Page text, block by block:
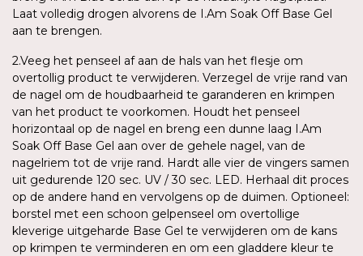
Laat volledig drogen alvorens de I.Am Soak Off Base Gel
aan te brengen.
2.Veeg het penseel af aan de hals van het flesje om
overtollig product te verwijderen. Verzegel de vrije rand van
de nagel om de houdbaarheid te garanderen en krimpen
van het product te voorkomen. Houdt het penseel
horizontaal op de nagel en breng een dunne laag I.Am
Soak Off Base Gel aan over de gehele nagel, van de
nagelriem tot de vrije rand. Hardt alle vier de vingers samen
uit gedurende 120 sec. UV / 30 sec. LED. Herhaal dit proces
op de andere hand en vervolgens op de duimen. Optioneel:
borstel met een schoon gelpenseel om overtollige
kleverige uitgeharde Base Gel te verwijderen om de kans
op krimpen te verminderen en om een gladdere kleur te